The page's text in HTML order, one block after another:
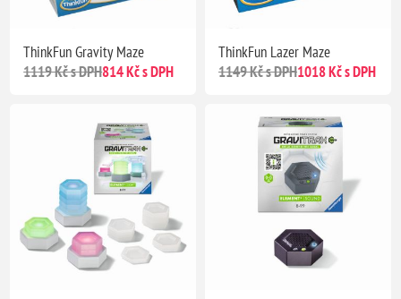
ThinkFun Gravity Maze
1119 Kč s DPH814 Kč s DPH
ThinkFun Lazer Maze
1149 Kč s DPH1018 Kč s DPH